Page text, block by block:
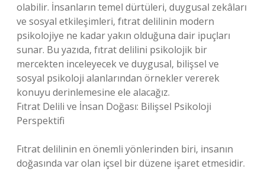
olabilir. İnsanların temel dürtüleri, duygusal zekâları
ve sosyal etkileşimleri, fıtrat delilinin modern
psikolojiye ne kadar yakın olduğuna dair ipuçları
sunar. Bu yazıda, fıtrat delilini psikolojik bir
mercekten inceleyecek ve duygusal, bilişsel ve
sosyal psikoloji alanlarından örnekler vererek
konuyu derinlemesine ele alacağız.
Fıtrat Delili ve İnsan Doğası: Bilişsel Psikoloji
Perspektifi
Fıtrat delilinin en önemli yönlerinden biri, insanın
doğasında var olan içsel bir düzene işaret etmesidir.